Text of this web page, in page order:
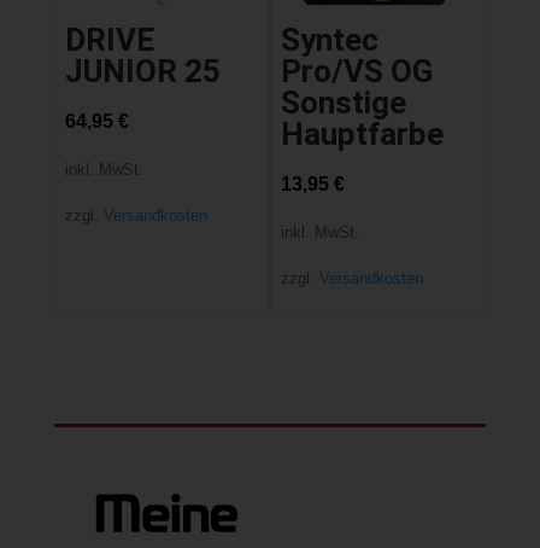
DRIVE
JUNIOR 25
64,95 €
inkl. MwSt.
zzgl. Versandkosten
Syntec
Pro/VS OG
Sonstige
Hauptfarbe
13,95 €
inkl. MwSt.
zzgl. Versandkosten